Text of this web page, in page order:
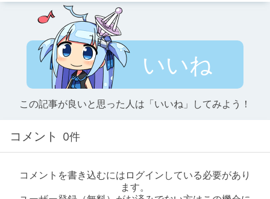
いいね
この記事が良いと思った人は「いいね」してみよう！
コメント 0件
コメントを書き込むにはログインしている必要があり
ます。